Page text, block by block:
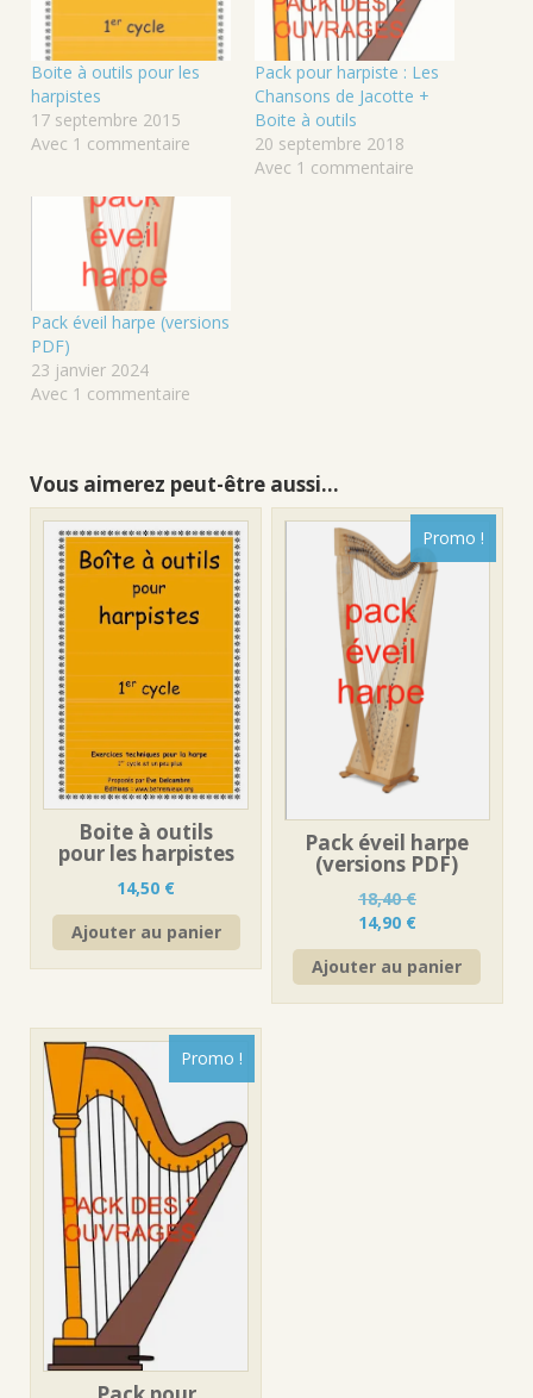
Boite à outils pour les
harpistes
17 septembre 2015
Avec 1 commentaire
Pack pour harpiste : Les
Chansons de Jacotte +
Boite à outils
20 septembre 2018
Avec 1 commentaire
Pack éveil harpe (versions
PDF)
23 janvier 2024
Avec 1 commentaire
Vous aimerez peut-être aussi…
Boite à outils
pour les harpistes
14,50 €
Ajouter au panier
Promo !
Pack éveil harpe
(versions PDF)
18,40€
Le
prix
initial
était :
14,90 €Le
prix
actuel
est :
Ajouter au panier
Promo !